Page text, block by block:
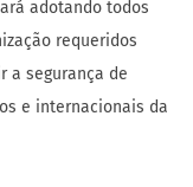
adotando todos
requeridos
a segurança de
e internacionais da